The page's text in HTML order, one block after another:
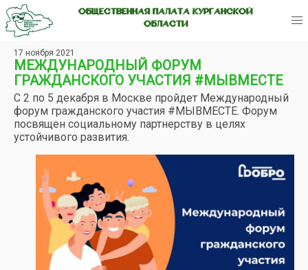
ОБЩЕСТВЕННАЯ ПАЛАТА КУРГАНСКОЙ
ОБЛАСТИ
17 ноября 2021
МЕЖДУНАРОДНЫЙ ФОРУМ
ГРАЖДАНСКОГО УЧАСТИЯ #МЫВМЕСТЕ
С 2 по 5 декабря в Москве пройдет Международный
форум гражданского участия #МЫВМЕСТЕ. Форум
посвящен социальному партнерству в целях
устойчивого развития.